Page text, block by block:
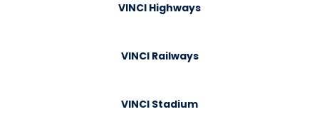
VINCI Highways
VINCI Railways
VINCI Stadium